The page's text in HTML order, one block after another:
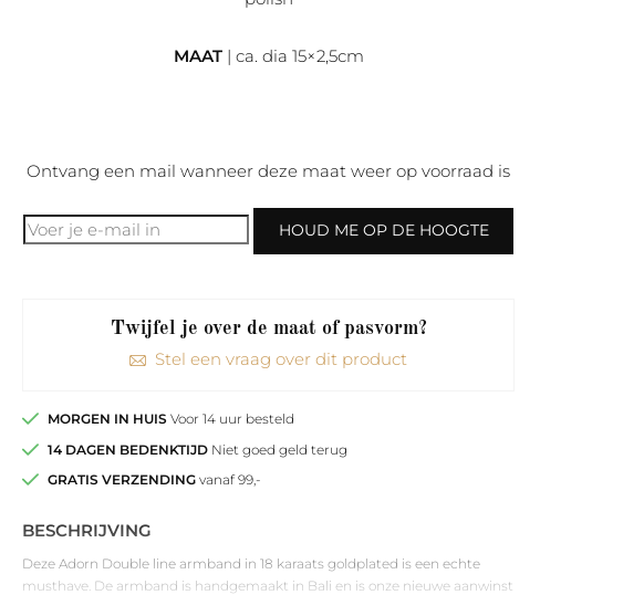
MAAT | ca. dia 15×2,5cm
Ontvang een mail wanneer deze maat weer op voorraad is
HOUD ME OP DE HOOGTE
Twijfel je over de maat of pasvorm?
Stel een vraag over dit product
MORGEN IN HUIS Voor 14 uur besteld
14 DAGEN BEDENKTIJDNiet goed geld terug
GRATIS VERZENDINGvanaf 99,-
BESCHRIJVING
Deze Adorn Double line armband in 18 karaats goldplated is een echte
musthave. De armband is handgemaakt in Bali en is onze nieuwe aanwinst